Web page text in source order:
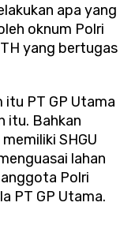
apa yang
oknum Polri
yang bertugas
itu PT GP Utama
itu. Bahkan
SHGU
lahan
Polri
PT GP Utama.